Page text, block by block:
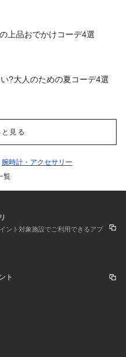
上品おでかけコーデ4選
?大人のための夏コーデ4選
見る
腕時計・アクセサリー
覧
ント対象施設でご利用できるアプ
ト